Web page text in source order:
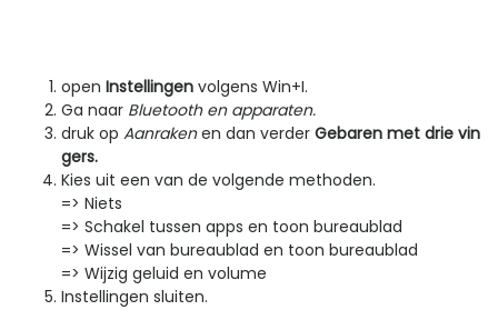
open Instellingen volgens Win+I.
Ga naar Bluetooth en apparaten.
druk op Aanrakenen dan verder Gebaren met drie vin
gers.
Kies uit een van de volgende methoden.
=> Niets
=> Schakel tussen apps en toon bureaublad
=> Wissel van bureaublad en toon bureaublad
=> Wijzig geluid en volume
Instellingen sluiten.